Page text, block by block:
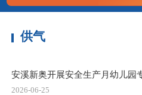
供气
安溪新奥开展安全生产月幼儿园
2026-06-25